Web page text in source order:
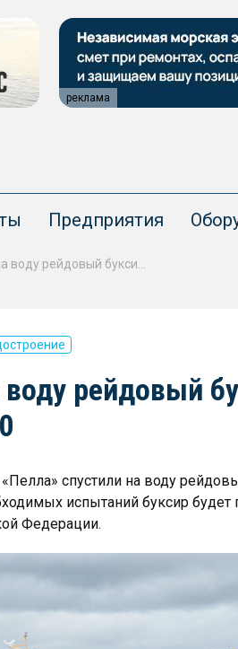
реклама
Предприятия
рейдовый
спустили на воду
испытаний буксир будет
Федерации.